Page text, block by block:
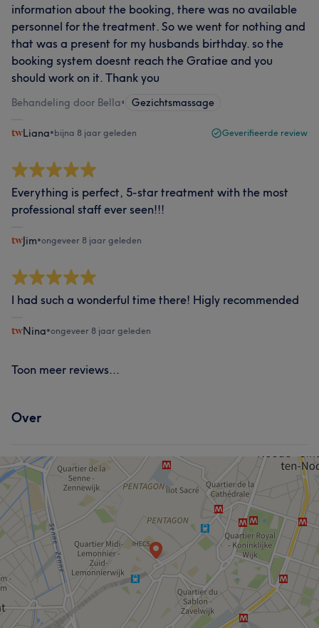
information about the booking, there was no available
personnel for the treatment. So we went for nothing and
that was a present for my husbands birthday. so the
booking system doesnt reach the Gratiae and you
should work on it. Thank you
Behandeling door Bella• Gezichtsmassage
Liana•bijna 8 jaar geleden Geverifieerde review
Everything is perfect, 5-star treatment with the most
professional staff ever seen!!!
Jim•ongeveer 8 jaar geleden
I had such a wonderful time there! Higly recommended
Nina•ongeveer 8 jaar geleden
Toon meer reviews...
Over